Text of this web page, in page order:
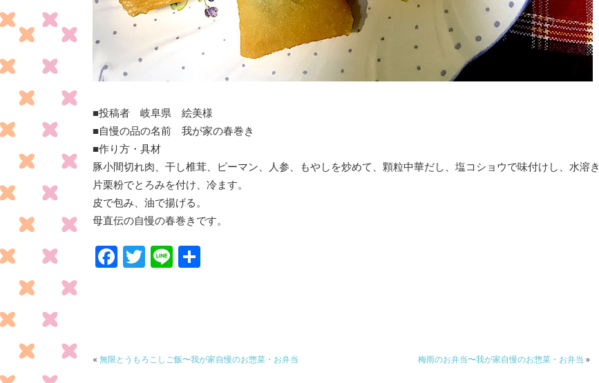
■投稿者 岐阜県 絵美様
■自慢の品の名前 我が家の春巻き
■作り方・具材
豚小間切れ肉、干し椎茸、ピーマン、人参、もやしを炒めて、顆粒中華だし、塩コショウで味付けし、水溶き
片栗粉でとろみを付け、冷ます。
皮で包み、油で揚げる。
母直伝の自慢の春巻きです。
F
o
T Li
«無限とうもろこしご飯〜我が家自慢のお惣菜・お弁当 梅雨のお弁当〜我が家自慢のお惣菜・お弁当 »